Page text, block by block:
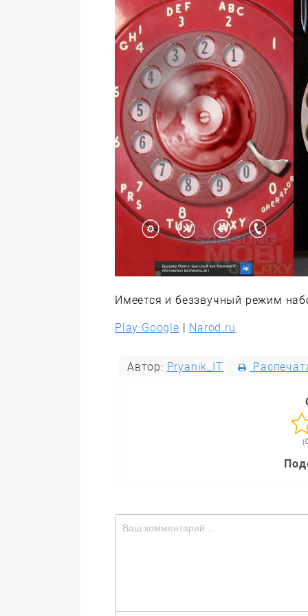
Имеется и беззвучный режим
Play Google | Narod.ru
Автор: Pryanik_IT